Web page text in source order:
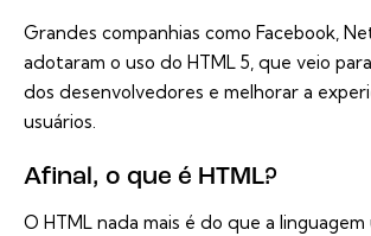
Grandes companhias como Facebook,
adotaram o uso do HTML 5, que veio
dos desenvolvedores e melhorar a
usuários.
Afinal, o que é HTML?
O HTML nada mais é do que a